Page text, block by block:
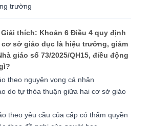
trường
Giải thích: Khoản 6 Điều 4 quy định
sở giáo dục là hiệu trưởng, giám
giáo số 73/2025/QH15, điều động
theo nguyện vọng cá nhân
do tự thỏa thuận giữa hai cơ sở giáo
theo yêu cầu của cấp có thẩm quyền